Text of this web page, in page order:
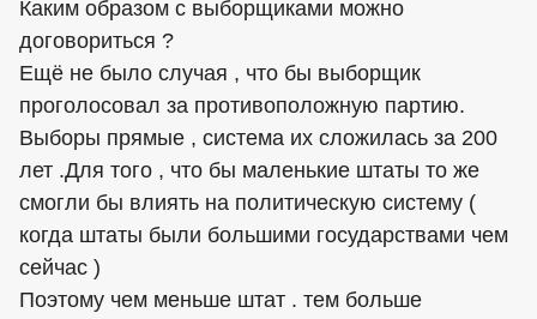
Каким образом с выборщиками можно
договориться ?
Ещё не было случая , что бы выборщик
проголосовал за противоположную партию.
Выборы прямые , система их сложилась за 200
лет .Для того , что бы маленькие штаты то же
смогли бы влиять на политическую систему (
когда штаты были большими государствами чем
сейчас )
Поэтому чем меньше штат . тем больше